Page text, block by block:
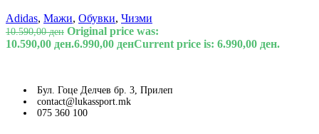
Adidas, Мажи, Обувки, Чизми
10.590,00ден Original price was:
10.590,00 ден.6.990,00 денCurrent price is: 6.990,00 ден.
Бул. Гоце Делчев бр. 3, Прилеп
contact@lukassport.mk
075 360 100